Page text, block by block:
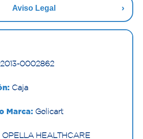
Aviso Legal
0002862
Caja
Marca: Gelicart
OPELLA HEALTHCARE